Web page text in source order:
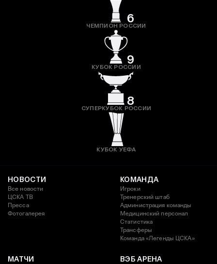
6
ЧЕМПИОН РОССИИ
9
КУБОК РОССИИ
8
СУПЕРКУБОК РОССИИ
КУБОК УЕФА
НОВОСТИ
Все новости
ЦСКА ТВ
Пресса
Фотогалерея
КОМАНДА
Игроки
Тренерский штаб
Администрация команды
Медицинский персонал
Статистика
Трансферы
Команда «Легенды ЦСКА»
МАТЧИ ВЭБ АРЕНА